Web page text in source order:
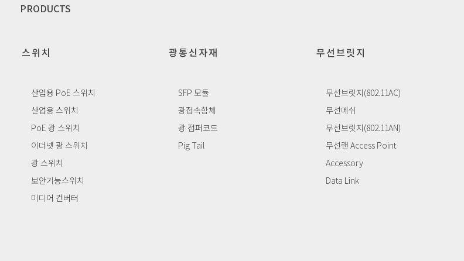
PRODUCTS
스위치
산업용 PoE 스위치
산업용 스위치
PoE 광 스위치
이더넷 광 스위치
광 스위치
보안기능스위치
미디어 컨버터
광통신자재
SFP 모듈
광접속함체
광 점퍼코드
Pig Tail
무선브릿지
무선브릿지(802.11AC)
무선메쉬
무선브릿지(802.11AN)
무선랜 Access Point
Accessory
Data Link